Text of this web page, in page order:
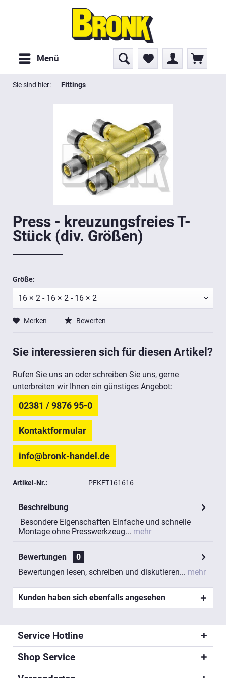
Menü
Sie sind hier: Fittings
Press - kreuzungsfreies T-
Stück (div. Größen)
Größe:
Merken Bewerten
Sie interessieren sich für diesen Artikel?
Rufen Sie uns an oder schreiben Sie uns, gerne
unterbreiten wir Ihnen ein günstiges Angebot:
02381 / 9876 95-0
Kontaktformular
info@bronk-handel.de
Artikel-Nr.: PFKFT161616
Beschreibung
Besondere Eigenschaften Einfache und schnelle
Montage ohne Presswerkzeug... mehr
Bewertungen
0
Bewertungen lesen, schreiben und diskutieren... mehr
Kunden haben sich ebenfalls angesehen
Service Hotline
Shop Service